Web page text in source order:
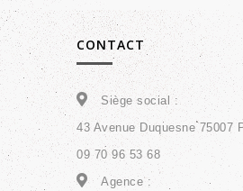
CONTACT
Siège social :
43 Avenue Duquesne 75007
09 70 96 53 68
Agence :